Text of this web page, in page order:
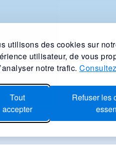
utilisons des cookies sur
utilisateur, de vous
notre trafic.
Tout
accepter
Refuser les